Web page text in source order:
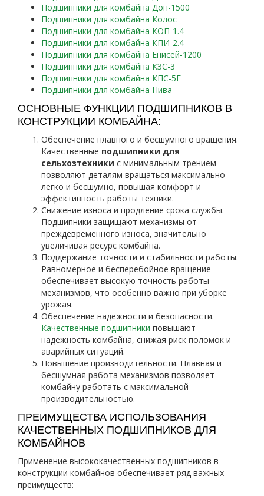
Подшипники для комбайна Дон-1500
Подшипники для комбайна Колос
Подшипники для комбайна КОП-1.4
Подшипники для комбайна КПИ-2.4
Подшипники для комбайна Енисей-1200
Подшипники для комбайна КЗС-3
Подшипники для комбайна КПС-5Г
Подшипники для комбайна Нива
ОСНОВНЫЕ ФУНКЦИИ ПОДШИПНИКОВ В
КОНСТРУКЦИИ КОМБАЙНА:
Обеспечение плавного и бесшумного вращения.
Качественные подшипники для
сельхозтехники с минимальным трением
позволяют деталям вращаться максимально
легко и бесшумно, повышая комфорт и
эффективность работы техники.
Снижение износа и продление срока службы.
Подшипники защищают механизмы от
преждевременного износа, значительно
увеличивая ресурс комбайна.
Поддержание точности и стабильности работы.
Равномерное и бесперебойное вращение
обеспечивает высокую точность работы
механизмов, что особенно важно при уборке
урожая.
Обеспечение надежности и безопасности.
Качественные подшипники повышают
надежность комбайна, снижая риск поломок и
аварийных ситуаций.
Повышение производительности. Плавная и
бесшумная работа механизмов позволяет
комбайну работать с максимальной
производительностью.
ПРЕИМУЩЕСТВА ИСПОЛЬЗОВАНИЯ
КАЧЕСТВЕННЫХ ПОДШИПНИКОВ ДЛЯ
КОМБАЙНОВ
Применение высококачественных подшипников в
конструкции комбайнов обеспечивает ряд важных
преимуществ: